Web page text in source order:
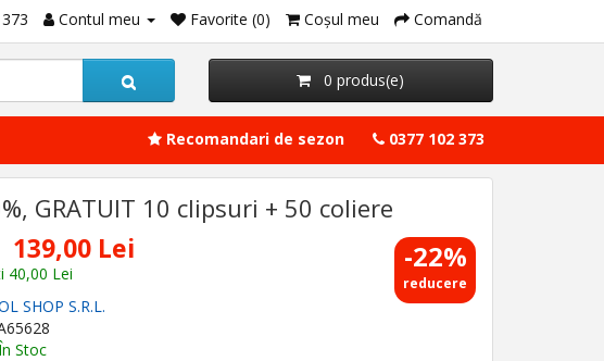
Contul meu Favorite (0) Coşul meu Comandă
0 produs(e)
Recomandari de sezon 0377 102 373
GRATUIT 10 clipsuri + 50 coliere
-22%
reducere
139,00 Lei
40,00 Lei
SHOP S.R.L.
Stoc